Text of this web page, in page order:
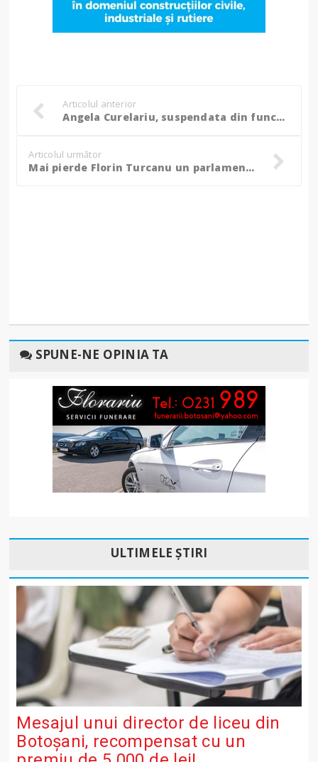
Articolul anterior
Angela Curelariu, suspendata din functie!
Articolul următor
Mai pierde Florin Turcanu un parlamentar?
SPUNE-NE OPINIA TA
ULTIMELE ȘTIRI
Mesajul unui director de liceu din
Botoșani, recompensat cu un